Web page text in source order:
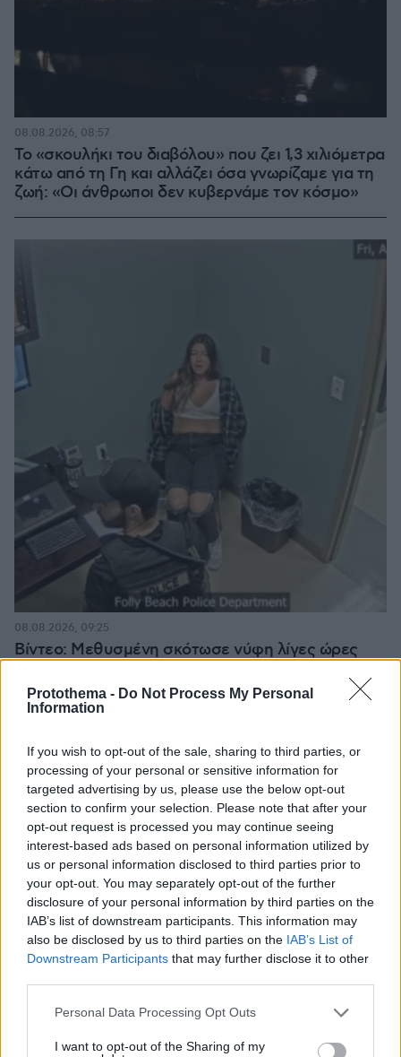
Protothema - Do Not Process My Personal
Information
If you wish to opt-out of the sale, sharing to third parties, or
processing of your personal or sensitive information for
targeted advertising by us, please use the below opt-out
section to confirm your selection. Please note that after your
opt-out request is processed you may continue seeing
interest-based ads based on personal information utilized by
us or personal information disclosed to third parties prior to
your opt-out. You may separately opt-out of the further
disclosure of your personal information by third parties on the
IAB’s list of downstream participants. This information may
also be disclosed by us to third parties on the IAB’s List of
Downstream Participants that may further disclose it to other
Please note that this website/app uses one or more Google
not limited to your visit or usage behaviour. You may click to
Personal Data Processing Opt Outs
I want to opt-out of the Sharing of my
Το «σκουλήκι του διαβόλου» που ζει 1,3 χιλιόμετρα
κάτω από τη Γη και αλλάζει όσα γνωρίζαμε για τη
ζωή: «Οι άνθρωποι δεν κυβερνάμε τον κόσμο»
08.08.2026, 08:57
Βίντεο: Μεθυσμένη σκότωσε νύφη λίγες ώρες
κλαίγοντας τον πατέρα της
08.08.2026, 09:25